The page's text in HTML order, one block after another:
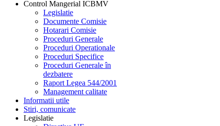
Control Mangerial ICBMV
Legislatie
Documente Comisie
Hotarari Comisie
Proceduri Generale
Proceduri Operationale
Proceduri Specifice
Proceduri Generale în
dezbatere
Raport Legea 544/2001
Management calitate
Informatii utile
Stiri, comunicate
Legislatie